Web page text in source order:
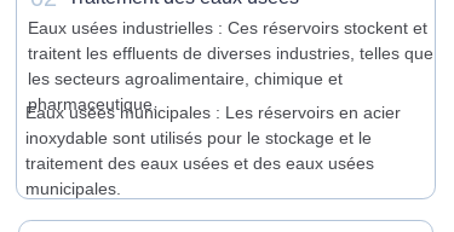
Eaux usées municipales : Les réservoirs en acier
inoxydable sont utilisés pour le stockage et le
traitement des eaux usées et des eaux usées
municipales.
Eaux usées industrielles : Ces réservoirs stockent et
traitent les effluents de diverses industries, telles que
les secteurs agroalimentaire, chimique et
pharmaceutique.